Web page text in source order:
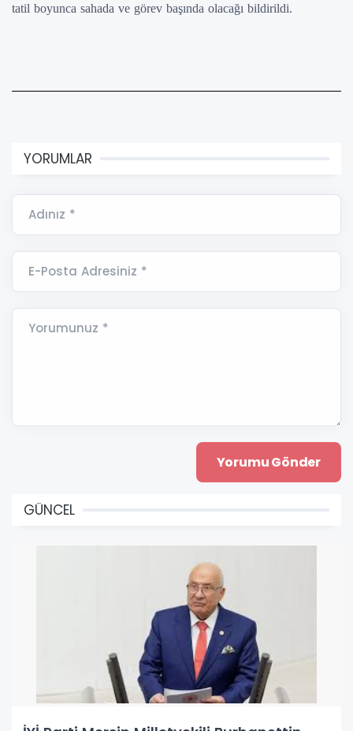
tatil boyunca sahada ve görev başında olacağı bildirildi.
YORUMLAR
Adınız *
E-Posta Adresiniz *
Yorumunuz *
GÜNCEL